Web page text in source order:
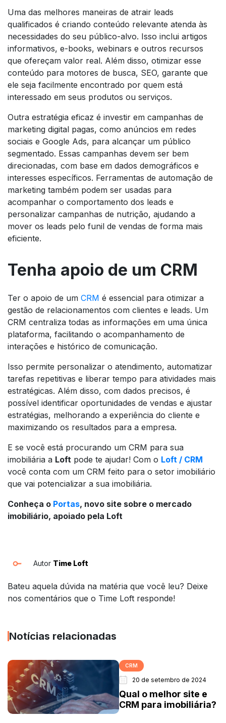
Uma das melhores maneiras de atrair leads
qualificados é criando conteúdo relevante atenda às
necessidades do seu público-alvo. Isso inclui artigos
informativos, e-books, webinars e outros recursos
que ofereçam valor real. Além disso, otimizar esse
conteúdo para motores de busca, SEO, garante que
ele seja facilmente encontrado por quem está
interessado em seus produtos ou serviços.
Outra estratégia eficaz é investir em campanhas de
marketing digital pagas, como anúncios em redes
sociais e Google Ads, para alcançar um público
segmentado. Essas campanhas devem ser bem
direcionadas, com base em dados demográficos e
interesses específicos. Ferramentas de automação de
marketing também podem ser usadas para
acompanhar o comportamento dos leads e
personalizar campanhas de nutrição, ajudando a
mover os leads pelo funil de vendas de forma mais
eficiente.
Tenha apoio de um CRM
Ter o apoio de um CRM é essencial para otimizar a
gestão de relacionamentos com clientes e leads. Um
CRM centraliza todas as informações em uma única
plataforma, facilitando o acompanhamento de
interações e histórico de comunicação.
Isso permite personalizar o atendimento, automatizar
tarefas repetitivas e liberar tempo para atividades mais
estratégicas. Além disso, com dados precisos, é
possível identificar oportunidades de vendas e ajustar
estratégias, melhorando a experiência do cliente e
maximizando os resultados para a empresa.
E se você está procurando um CRM para sua
imobiliária a Loft pode te ajudar! Com o Loft / CRM
você conta com um CRM feito para o setor imobiliário
que vai potencializar a sua imobiliária.
Conheça o Portas, novo site sobre o mercado
imobiliário, apoiado pela Loft
Autor Time Loft
Bateu aquela dúvida na matéria que você leu? Deixe
nos comentários que o Time Loft responde!
Notícias relacionadas
CRM
20 de setembro de 2024
Qual o melhor site e
CRM para imobiliária?